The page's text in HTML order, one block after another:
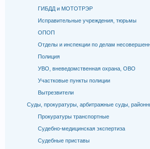
ГИБДД и МОТОТРЭР
Исправительные учреждения, тюрьмы
ОПОП
Отделы и инспекции по делам
Полиция
УВО, вневедомственная охрана, ОВО
Участковые пункты полиции
Вытрезвители
Суды, прокуратуры, арбитражные суды,
Прокуратуры транспортные
Судебно-медицинская экспертиза
Судебные приставы